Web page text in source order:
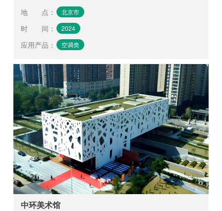
地 点 ： 北京市
时 间 ： 2024
应用产品 ： 空调类
中环美术馆